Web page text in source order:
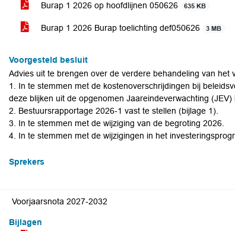
Burap 1 2026 op hoofdlijnen 050626 635 KB
Burap 1 2026 Burap toelichting def050626 3 MB
Voorgesteld besluit
Advies uit te brengen over de verdere behandeling van het
1. In te stemmen met de kostenoverschrijdingen bij
deze blijken uit de opgenomen Jaareindeverwachting (JEV)
2. Bestuursrapportage 2026-1 vast te stellen (bijlage 1).
3. In te stemmen met de wijziging van de begroting 2026.
4. In te stemmen met de wijzigingen in het
Sprekers
Voorjaarsnota 2027-2032
Bijlagen